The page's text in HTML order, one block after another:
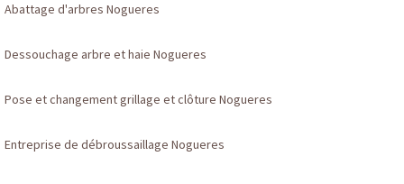
Abattage d'arbres Nogueres
Dessouchage arbre et haie Nogueres
Pose et changement grillage et clôture Nogueres
Entreprise de débroussaillage Nogueres